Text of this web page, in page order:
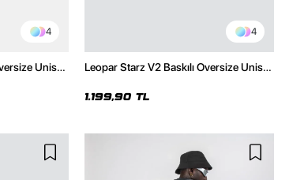
4
Unisex
4
Leopar Starz V2 Baskılı Oversize Unisex
1.199,90 TL